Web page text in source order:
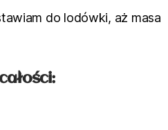
do lodówki, aż masa